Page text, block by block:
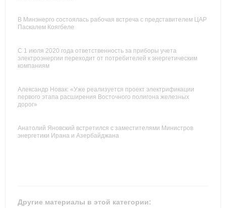
В Минэнерго состоялась рабочая встреча с представителем ЦАР
Паскалем Коягбеле
С 1 июля 2020 года ответственность за приборы учета
электроэнергии переходит от потребителей к энергетическим
компаниям
Александр Новак: «Уже реализуется проект электрификации
первого этапа расширения Восточного полигона железных
дорог»
Анатолий Яновский встретился с заместителями Министров
энергетики Ирана и Азербайджана
Другие материалы в этой категории: